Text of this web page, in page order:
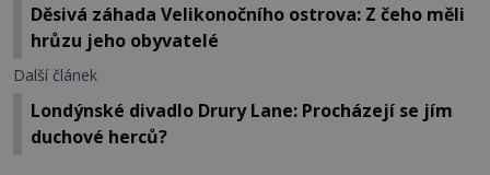
Děsivá záhada Velikonočního ostrova: Z čeho měli
hrůzu jeho obyvatelé
Další článek
Londýnské divadlo Drury Lane: Procházejí se jím
duchové herců?